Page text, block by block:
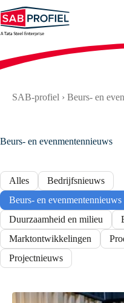
naar
de
inhoud
SAB-profiel › Beurs- en
Beurs- en evenmentennieuws
Alles
Bedrijfsnieuws
Beurs- en evenmentennieuws
Duurzaamheid en milieu
Marktontwikkelingen
Projectnieuws